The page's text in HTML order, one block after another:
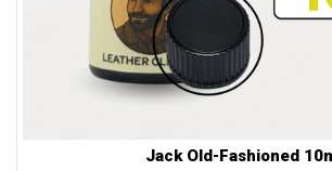
không mất kiểm soát.
Tác dụng của JUNGLE
Jack Old-Fashioned